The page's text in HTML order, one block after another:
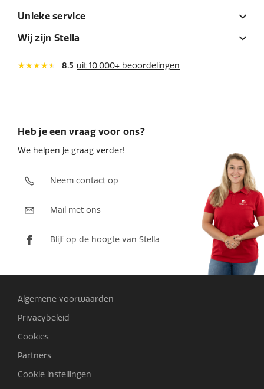
Unieke service
Wij zijn Stella
Heb je een vraag voor ons?
We helpen je graag verder!
Neem contact op
Mail met ons
Blijf op de hoogte van Stella
8.5 uit 10.000+ beoordelingen
Algemene voorwaarden
Privacybeleid
Cookies
Partners
Cookie instellingen